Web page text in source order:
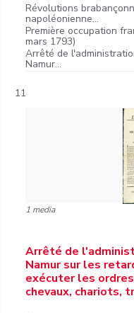
Révolutions
napoléonienne...
Première occupation
mars 1793)
Arrêté de
Namur...
11
1 media
Arrêté de
Namur sur les
exécuter les
chevaux, chariots,